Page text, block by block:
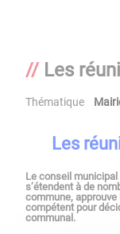
Les
Thématique
Les
Le conseil
s’étendent à de
commune,
compétent pour
communal.